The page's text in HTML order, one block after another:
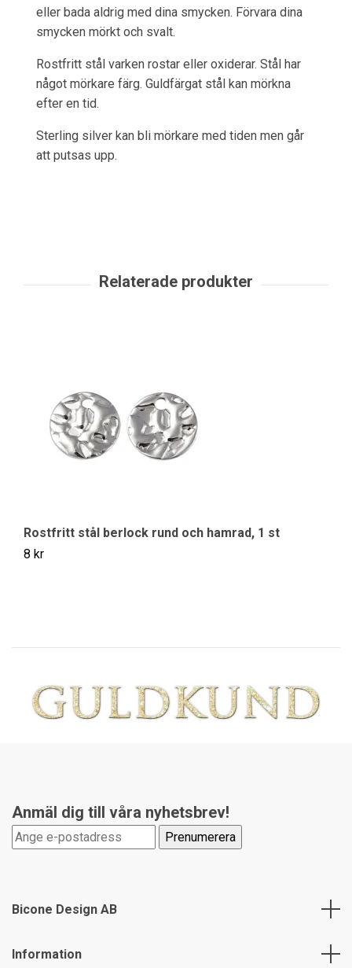
eller bada aldrig med dina smycken. Förvara dina
smycken mörkt och svalt.
Rostfritt stål varken rostar eller oxiderar. Stål har
något mörkare färg. Guldfärgat stål kan mörkna
efter en tid.
Sterling silver kan bli mörkare med tiden men går
att putsas upp.
Rostfritt stål berlock rund och hamrad, 1 st
8 kr
Anmäl dig till våra nyhetsbrev!
Bicone Design AB
Information